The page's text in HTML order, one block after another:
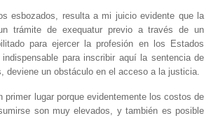
esbozados, resulta a mi juicio evidente que la
trámite de exequatur previo a través de un
para ejercer la profesión en los Estados
para inscribir aquí la sentencia de
deviene un obstáculo en el acceso a la justicia.
primer lugar porque evidentemente los costos de
son muy elevados, y también es posible